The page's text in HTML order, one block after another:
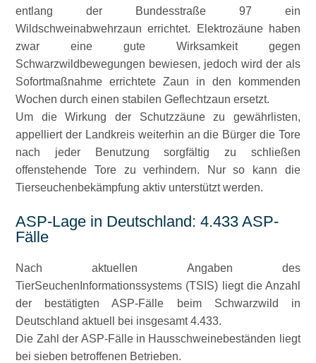
entlang der Bundesstraße 97 ein
Wildschweinabwehrzaun errichtet. Elektrozäune haben
zwar eine gute Wirksamkeit gegen
Schwarzwildbewegungen bewiesen, jedoch wird der als
Sofortmaßnahme errichtete Zaun in den kommenden
Wochen durch einen stabilen Geflechtzaun ersetzt.
Um die Wirkung der Schutzzäune zu gewährlisten,
appelliert der Landkreis weiterhin an die Bürger die Tore
nach jeder Benutzung sorgfältig zu schließen
offenstehende Tore zu verhindern. Nur so kann die
Tierseuchenbekämpfung aktiv unterstützt werden.
ASP-Lage in Deutschland: 4.433 ASP-
Fälle
Nach aktuellen Angaben des
TierSeuchenInformationssystems (TSIS) liegt die Anzahl
der bestätigten ASP-Fälle beim Schwarzwild in
Deutschland aktuell bei insgesamt 4.433.
Die Zahl der ASP-Fälle in Hausschweinebeständen liegt
bei sieben betroffenen Betrieben.